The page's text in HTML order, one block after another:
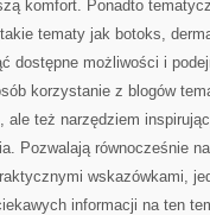
komfort. Ponadto
tematy jak botoks,
dostępne możliwości i
korzystanie z blogów
ale też narzędziem
Pozwalają równocześnie
wskazówkami,
informacji na ten